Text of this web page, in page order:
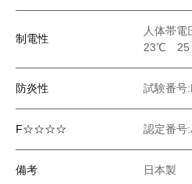
制電性
人体帯
23℃ 25
防炎性 試験番号
F☆☆☆☆ 認定番号
備考 日本製